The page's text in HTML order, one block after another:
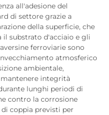
all'adesione del
di settore grazie a
della superficie, che
substrato d'acciaio e gli
ferroviarie sono
atmosferico
ambientale,
integrità
lunghi periodi di
contro la corrosione
coppia previsti per